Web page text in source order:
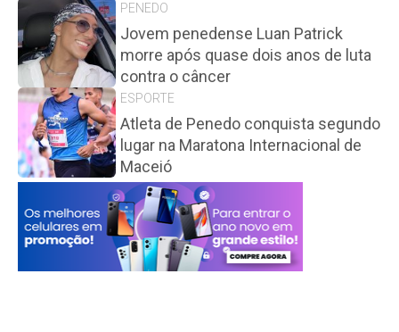
PENEDO
Jovem penedense Luan Patrick
morre após quase dois anos de luta
contra o câncer
ESPORTE
Atleta de Penedo conquista segundo
lugar na Maratona Internacional de
Maceió